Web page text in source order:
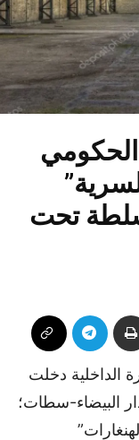
الحكومي
تحت
الداخلية دخلت
البيضاء-سطات؛